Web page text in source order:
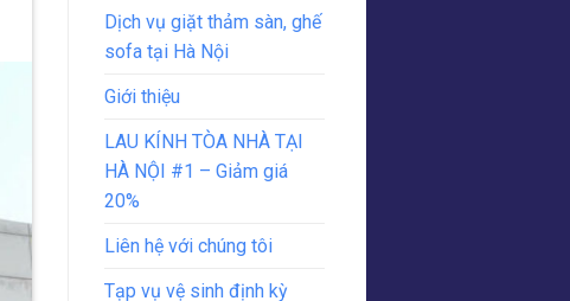
Dịch vụ giặt thảm sàn, ghế
sofa tại Hà Nội
Giới thiệu
LAU KÍNH TÒA NHÀ TẠI
HÀ NỘI #1 – Giảm giá
20%
Liên hệ với chúng tôi
Tạp vụ vệ sinh định kỳ